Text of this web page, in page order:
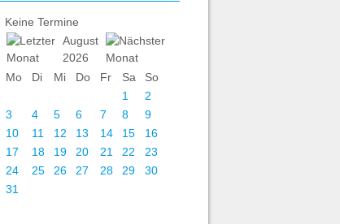
Keine Termine
August
2026
Mo
Di Mi Do Fr Sa
So
1
2
3
4 5 6 7 8
9
10
11 12 13 14 15
16
17
18 19 20 21 22
23
24
25 26 27 28 29
30
31